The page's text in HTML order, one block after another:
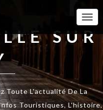
SUR
Toute L'actualité De La
Touristiques, L'histoire,